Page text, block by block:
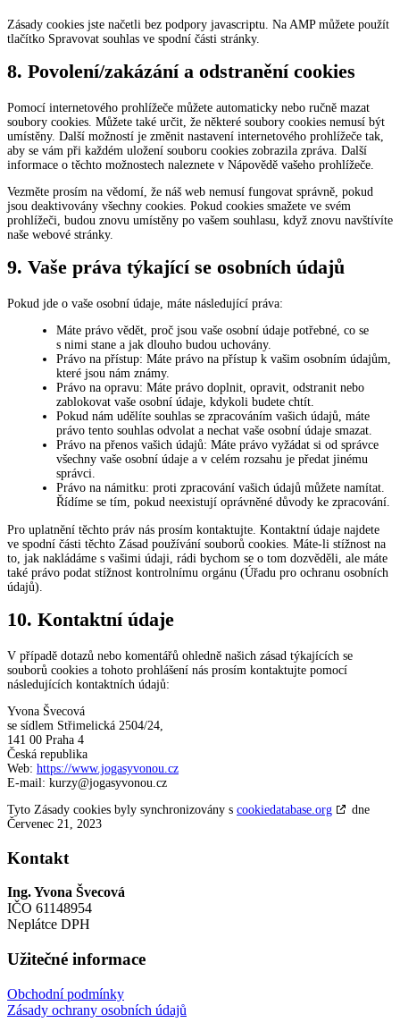
Zásady cookies jste načetli bez podpory javascriptu. Na AMP můžete použít
tlačítko Spravovat souhlas ve spodní části stránky.
8. Povolení/zakázání a odstranění cookies
Pomocí internetového prohlížeče můžete automaticky nebo ručně mazat
soubory cookies. Můžete také určit, že některé soubory cookies nemusí být
umístěny. Další možností je změnit nastavení internetového prohlížeče tak,
aby se vám při každém uložení souboru cookies zobrazila zpráva. Další
informace o těchto možnostech naleznete v Nápovědě vašeho prohlížeče.
Vezměte prosím na vědomí, že náš web nemusí fungovat správně, pokud
jsou deaktivovány všechny cookies. Pokud cookies smažete ve svém
prohlížeči, budou znovu umístěny po vašem souhlasu, když znovu navštívíte
naše webové stránky.
9. Vaše práva týkající se osobních údajů
Pokud jde o vaše osobní údaje, máte následující práva:
Máte právo vědět, proč jsou vaše osobní údaje potřebné, co se
s nimi stane a jak dlouho budou uchovány.
Právo na přístup: Máte právo na přístup k vašim osobním údajům,
které jsou nám známy.
Právo na opravu: Máte právo doplnit, opravit, odstranit nebo
zablokovat vaše osobní údaje, kdykoli budete chtít.
Pokud nám udělíte souhlas se zpracováním vašich údajů, máte
právo tento souhlas odvolat a nechat vaše osobní údaje smazat.
Právo na přenos vašich údajů: Máte právo vyžádat si od správce
všechny vaše osobní údaje a v celém rozsahu je předat jinému
správci.
Právo na námitku: proti zpracování vašich údajů můžete namítat.
Řídíme se tím, pokud neexistují oprávněné důvody ke zpracování.
Pro uplatnění těchto práv nás prosím kontaktujte. Kontaktní údaje najdete
ve spodní části těchto Zásad používání souborů cookies. Máte-li stížnost na
to, jak nakládáme s vašimi údaji, rádi bychom se o tom dozvěděli, ale máte
také právo podat stížnost kontrolnímu orgánu (Úřadu pro ochranu osobních
údajů).
10. Kontaktní údaje
V případě dotazů nebo komentářů ohledně našich zásad týkajících se
souborů cookies a tohoto prohlášení nás prosím kontaktujte pomocí
následujících kontaktních údajů:
Yvona Švecová
se sídlem Střimelická 2504/24,
141 00 Praha 4
Česká republika
Web: https://www.jogasyvonou.cz
E-mail: kurzy@jogasyvonou.cz
Tyto Zásady cookies byly synchronizovány s cookiedatabase.org
dne
Červenec 21, 2023
Kontakt
Ing. Yvona Švecová
IČO 61148954
Neplátce DPH
Užitečné informace
Obchodní podmínky
Zásady ochrany osobních údajů